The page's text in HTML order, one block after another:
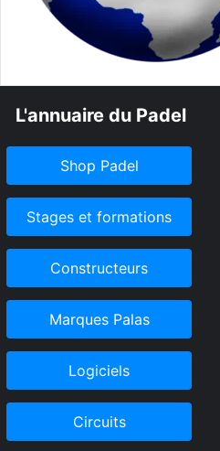
L'annuaire du Padel
Shop Padel
Stages et formations
Constructeurs
Marques Palas
Logiciels
Circuits